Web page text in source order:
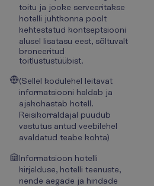
toitu ja jooke serveeritakse
hotelli juhtkonna poolt
kehtestatud kontseptsiooni
alusel lisatasu eest, sõltuvalt
broneeritud
toitlustustüübist.
(Sellel kodulehel leitavat
informatsiooni haldab ja
ajakohastab hotell.
Reisikorraldajal puudub
vastutus antud veebilehel
avaldatud teabe kohta)
Informatsioon hotelli
kirjelduse, hotelli teenuste,
nende aegade ja hindade